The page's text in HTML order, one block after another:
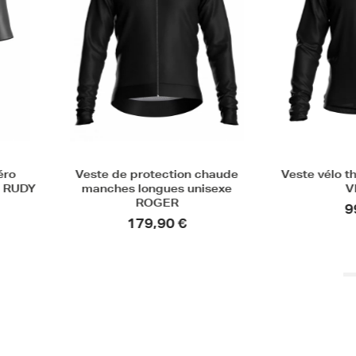
Veste de protection chaude
manches longues unisexe
179,90 €
Veste vélo
99,90 €